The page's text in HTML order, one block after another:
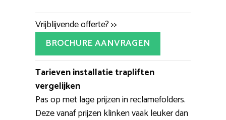
Vrijblijvende offerte? >>
BROCHURE AANVRAGEN
Tarieven installatie trapliften
vergelijken
Pas op met lage prijzen in reclamefolders.
Deze vanaf prijzen klinken vaak leuker dan